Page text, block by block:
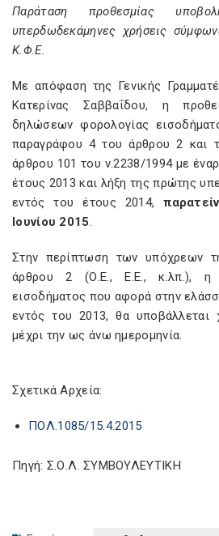
Παράταση προθεσμίας
υπερδωδεκάμηνες χρήσεις
Κ.Φ.Ε.
Με απόφαση της Γενικής
Κατερίνας Σαββαΐδου, η
δηλώσεων φορολογίας
παραγράφου 4 του άρθρου 2 και
άρθρου 101 του ν.2238/1994 με
έτους 2013 και λήξη της πρώτης
εντός του έτους 2014,
Ιουνίου 2015.
Στην περίπτωση των υπόχρεων
άρθρου 2 (Ο.Ε., Ε.Ε., κ.λπ.), η
εισοδήματος που αφορά στην
εντός του 2013, θα υποβάλλεται
μέχρι την ως άνω ημερομηνία.
Σχετικά Αρχεία:
ΠΟΛ.1085/15.4.2015
Πηγή: Σ.Ο.Λ. ΣΥΜΒΟΥΛΕΥΤΙΚΗ